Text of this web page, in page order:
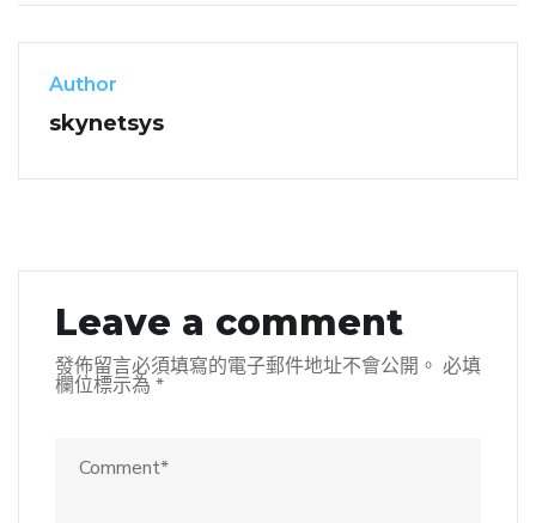
Author
skynetsys
Leave a comment
發佈留言必須填寫的電子郵件地址不會公開。 必填
欄位標示為 *